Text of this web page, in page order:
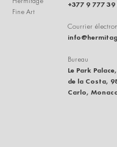
Fine Art
+377 9 777 39
Courrier
Bureau
Le Park
de la Costa,
Carlo,